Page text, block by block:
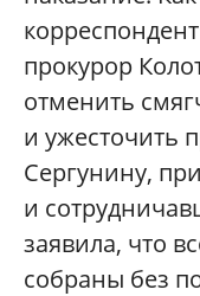
прокурор
отменить
и ужесточить
Сергунину,
и
заявила, что
собраны без